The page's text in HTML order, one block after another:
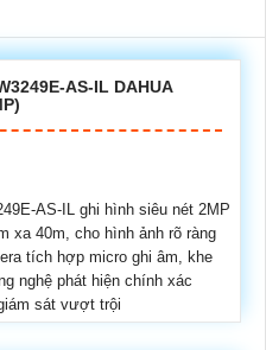
AS-IL DAHUA
AS-IL ghi hình siêu nét 2MP
xa 40m, cho hình ảnh rõ ràng
tích hợp micro ghi âm, khe
nghệ phát hiện chính xác
sát vượt trội